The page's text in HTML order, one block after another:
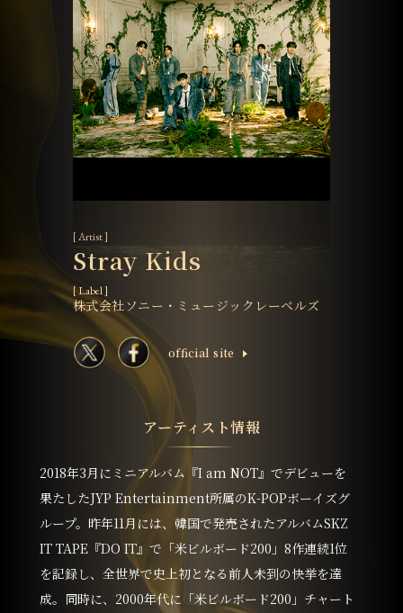
[ Artist ]
Stray Kids
[ Label ]
株式会社ソニー・ミュージックレーベルズ
ofﬁcial site
アーティスト情報
2018年3月にミニアルバム『I am NOT』でデビューを
果たしたJYP Entertainment所属のK-POPボーイズグ
ループ。昨年11月には、韓国で発売されたアルバムSKZ
IT TAPE『DO IT』で「米ビルボード200」8作連続1位
を記録し、全世界で史上初となる前人未到の快挙を達
成。同時に、2000年代に「米ビルボード200」チャート